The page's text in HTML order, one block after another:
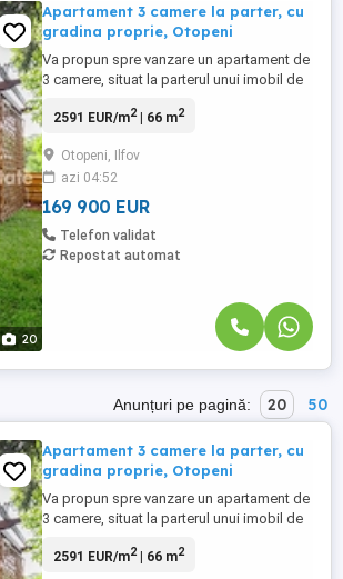
20
Apartament 3 camere la parter, cu
gradina proprie, Otopeni
Va propun spre vanzare un apartament de
3 camere, situat la parterul unui imobil de
Proprietatea are un avantaj rar pentru
mp, amenajata si matura, cu acces direct
din apartament. Este genul de spatiu
exterior care schimba ...
2591 EUR/m2| 66 m2
Otopeni, Ilfov
azi 04:52
169 900 EUR
Telefon validat
Repostat automat
Anunțuri pe pagină: 20 50
Apartament 3 camere la parter, cu
gradina proprie, Otopeni
Va propun spre vanzare un apartament de
3 camere, situat la parterul unui imobil de
Proprietatea are un avantaj rar pentru
2591 EUR/m2| 66 m2